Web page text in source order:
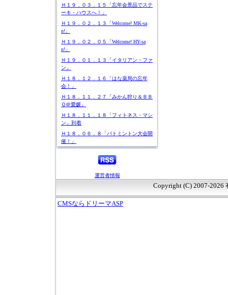
Ｈ１９．０３．１５「忘年会景品でステ
ーキ・ハウスへ！」
Ｈ１９．０２．１３「Welcome! MK-sa
n!」
Ｈ１９．０２．０５「Welcome! HY-sa
n!」
Ｈ１９．０１．１３「イタリアン・ファ
ン」
Ｈ１８．１２．１６「はな薬局の忘年
会！」
Ｈ１８．１１．２７「みかん狩り＆ＢＢ
Ｑ＠愛媛」
Ｈ１８．１１．１８「フィトネス・マシ
ン」到着
Ｈ１８．０６．８「バトミントン大会開
催！」
運営者情報
Copyright (C) 2007-2026
CMSならドリーマASP